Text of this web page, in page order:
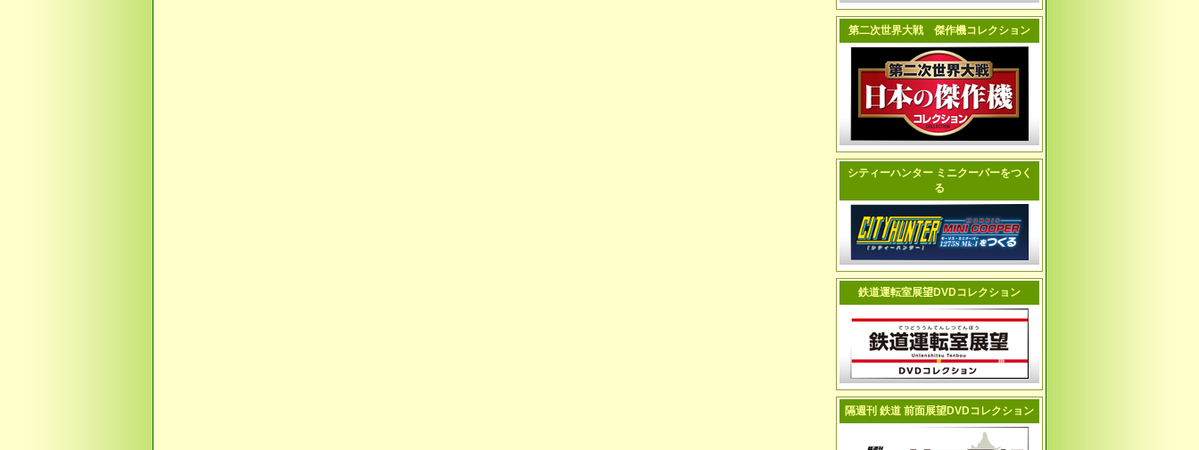
第二次世界大戦 傑作機コレクション
シティーハンター ミニクーパーをつく
る
鉄道運転室展望DVDコレクション
隔週刊 鉄道 前面展望DVDコレクション